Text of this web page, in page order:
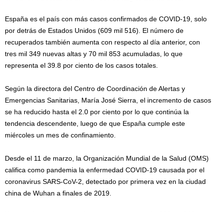
España es el país con más casos confirmados de COVID-19, solo
por detrás de Estados Unidos (609 mil 516). El número de
recuperados también aumenta con respecto al día anterior, con
tres mil 349 nuevas altas y 70 mil 853 acumuladas, lo que
representa el 39.8 por ciento de los casos totales.
Según la directora del Centro de Coordinación de Alertas y
Emergencias Sanitarias, María José Sierra, el incremento de casos
se ha reducido hasta el 2.0 por ciento por lo que continúa la
tendencia descendente, luego de que España cumple este
miércoles un mes de confinamiento.
Desde el 11 de marzo, la Organización Mundial de la Salud (OMS)
califica como pandemia la enfermedad COVID-19 causada por el
coronavirus SARS-CoV-2, detectado por primera vez en la ciudad
china de Wuhan a finales de 2019.